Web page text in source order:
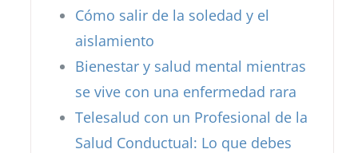
Cómo salir de la soledad y el
aislamiento
Bienestar y salud mental mientras
se vive con una enfermedad rara
Telesalud con un Profesional de la
Salud Conductual: Lo que debes